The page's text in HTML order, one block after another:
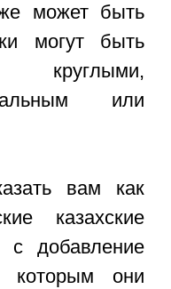
может быть
могут быть
круглыми,
или
вам как
казахские
с добавление
которым они